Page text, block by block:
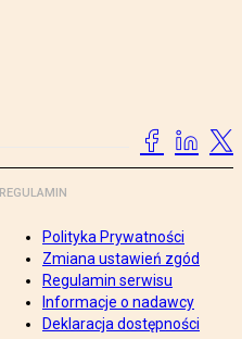
REGULAMIN
Polityka Prywatności
Zmiana ustawień zgód
Regulamin serwisu
Informacje o nadawcy
Deklaracja dostępności